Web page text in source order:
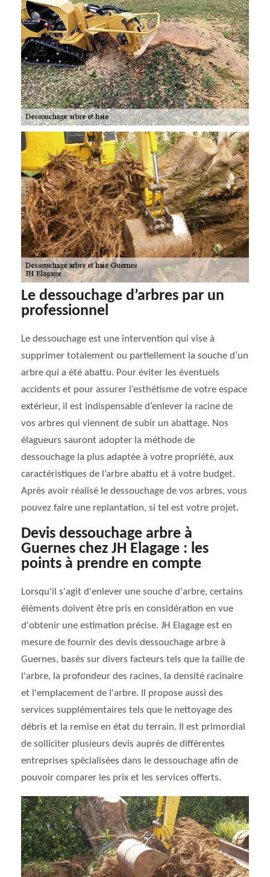
Le dessouchage d’arbres par un
professionnel
Le dessouchage est une intervention qui vise à
supprimer totalement ou partiellement la souche d’un
arbre qui a été abattu. Pour éviter les éventuels
accidents et pour assurer l’esthétisme de votre espace
extérieur, il est indispensable d’enlever la racine de
vos arbres qui viennent de subir un abattage. Nos
élagueurs sauront adopter la méthode de
dessouchage la plus adaptée à votre propriété, aux
caractéristiques de l’arbre abattu et à votre budget.
Après avoir réalisé le dessouchage de vos arbres, vous
pouvez faire une replantation, si tel est votre projet.
Devis dessouchage arbre à
Guernes chez JH Elagage : les
points à prendre en compte
Lorsqu'il s'agit d'enlever une souche d'arbre, certains
éléments doivent être pris en considération en vue
d'obtenir une estimation précise. JH Elagage est en
mesure de fournir des devis dessouchage arbre à
Guernes, basés sur divers facteurs tels que la taille de
l'arbre, la profondeur des racines, la densité racinaire
et l'emplacement de l'arbre. Il propose aussi des
services supplémentaires tels que le nettoyage des
débris et la remise en état du terrain. Il est primordial
de solliciter plusieurs devis auprès de différentes
entreprises spécialisées dans le dessouchage afin de
pouvoir comparer les prix et les services offerts.